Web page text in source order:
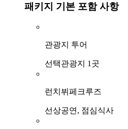
패키지 기본 포함 사항
관광지 투어
선택관광지 1곳
런치뷔페크루즈
선상공연, 점심식사